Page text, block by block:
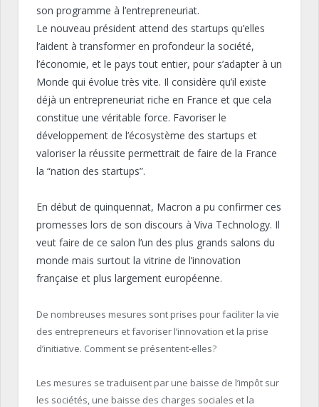
son programme à l’entrepreneuriat.
Le nouveau président attend des startups qu’elles
l’aident à transformer en profondeur la société,
l’économie, et le pays tout entier, pour s’adapter à un
Monde qui évolue très vite. Il considère qu’il existe
déjà un entrepreneuriat riche en France et que cela
constitue une véritable force. Favoriser le
développement de l’écosystème des startups et
valoriser la réussite permettrait de faire de la France
la “nation des startups”.
En début de quinquennat, Macron a pu confirmer ces
promesses lors de son discours à Viva Technology. Il
veut faire de ce salon l’un des plus grands salons du
monde mais surtout la vitrine de l’innovation
française et plus largement européenne.
De nombreuses mesures sont prises pour faciliter la vie
des entrepreneurs et favoriser l’innovation et la prise
d’initiative. Comment se présentent-elles?
Les mesures se traduisent par une baisse de l’impôt sur
les sociétés, une baisse des charges sociales et la